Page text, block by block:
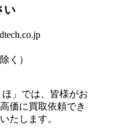
い
く）
」では、皆様がお
価に買取依頼でき
たします。